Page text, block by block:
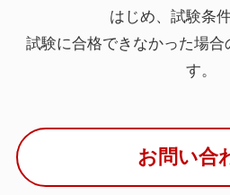
はじめ、試験条
試験に合格できなかった場合
す。
お問い合